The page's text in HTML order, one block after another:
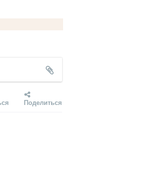
Поделиться